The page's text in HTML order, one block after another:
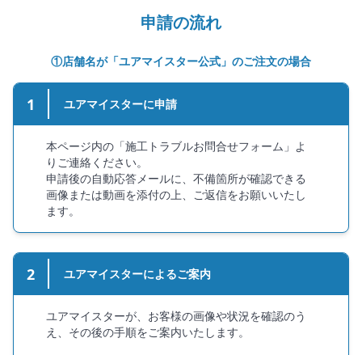
申請の流れ
①店舗名が「ユアマイスター公式」のご注文の場合
1 ユアマイスターに申請
本ページ内の「施工トラブルお問合せフォーム」よ
りご連絡ください。
申請後の自動応答メールに、不備箇所が確認できる
画像または動画を添付の上、ご返信をお願いいたし
ます。
2 ユアマイスターによるご案内
ユアマイスターが、お客様の画像や状況を確認のう
え、その後の手順をご案内いたします。